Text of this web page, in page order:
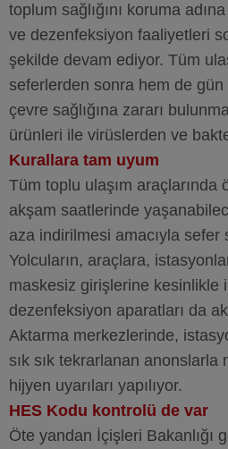
toplum sağlığını koruma
ve dezenfeksiyon faaliyetleri
şekilde devam ediyor. Tüm
seferlerden sonra hem de
çevre sağlığına zararı
ürünleri ile virüslerden ve
Kurallara tam uyum
Tüm toplu ulaşım araçlarında
akşam saatlerinde
aza indirilmesi amacıyla sefer
Yolcuların, araçlara,
maskesiz girişlerine kesinlikle
dezenfeksiyon aparatları da
Aktarma merkezlerinde,
sık sık tekrarlanan anonslarla
hijyen uyarıları yapılıyor.
HES Kodu kontrolü de var
Öte yandan İçişleri Bakanlığı